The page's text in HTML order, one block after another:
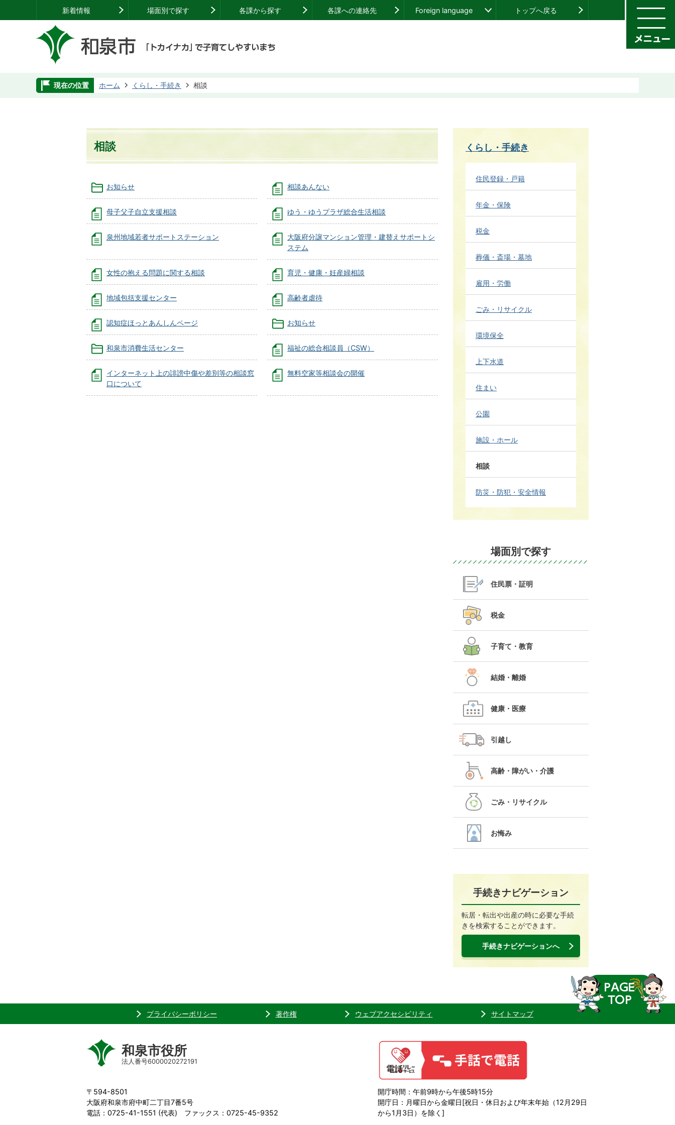
新着情報 場面別で探す 各課から探す 各課への連絡先 Foreign language トップへ戻る
現在の位置 ホーム くらし・手続き 相談
相談
お知らせ 相談あんない
母子父子自立支援相談 ゆう・ゆうプラザ総合生活相談
泉州地域若者サポートステーション
大阪府分譲マンション管理・建替えサポートシ
ステム
女性の抱える問題に関する相談 育児・健康・妊産婦相談
地域包括支援センター 高齢者虐待
認知症ほっとあんしんページ お知らせ
和泉市消費生活センター 福祉の総合相談員（CSW）
インターネット上の誹謗中傷や差別等の相談窓
口について
無料空家等相談会の開催
くらし・手続き
住民登録・戸籍
年金・保険
税金
葬儀・斎場・墓地
雇用・労働
ごみ・リサイクル
環境保全
上下水道
住まい
公園
施設・ホール
相談
防災・防犯・安全情報
場面別で探す
住民票・証明
税金
子育て・教育
結婚・離婚
健康・医療
引越し
高齢・障がい・介護
ごみ・リサイクル
お悔み
手続きナビゲーション
転居・転出や出産の時に必要な手続
きを検索することができます。
手続きナビゲーションへ
プライバシーポリシー 著作権 ウェブアクセシビリティ サイトマップ
和泉市役所
法人番号6000020272191
〒594-8501
大阪府和泉市府中町二丁目7番5号
電話：0725-41-1551 (代表) ファックス：0725-45-9352
開庁時間：午前9時から午後5時15分
開庁日：月曜日から金曜日[祝日・休日および年末年始（12月29日
から1月3日）を除く]